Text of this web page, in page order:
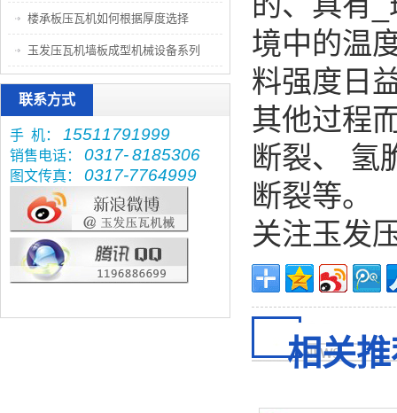
境中的温
料强度日
其他过程
断裂、 氢
断裂等。
关注玉发
相关
楼承板压瓦机如何根据厚度选择
玉发压瓦机墙板成型机械设备系列
联系方式
手 机： 15511791999
销售电话： 0317-8185306
图文传真： 0317-7764999